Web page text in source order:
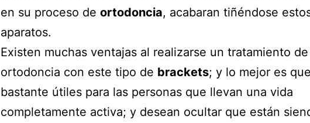
en su proceso de ortodoncia, acabaran tiñéndose
aparatos.
Existen muchas ventajas al realizarse un tratamiento de
ortodoncia con este tipo de brackets; y lo mejor es
bastante útiles para las personas que llevan una vida
completamente activa; y desean ocultar que están